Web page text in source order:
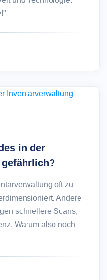
in der
oft zu
Andere
schnellere Scans,
Warum also noch